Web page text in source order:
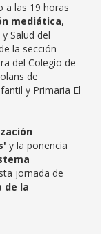
a las 19 horas
mediática,
Salud del
la sección
del Colegio de
de
y Primaria El
y la ponencia
jornada de
de la